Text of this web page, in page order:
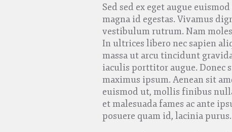
Sed sed ex eget augue
magna id egestas. Vivamus
vestibulum rutrum. Nam
In ultrices libero nec sapien
massa ut arcu tincidunt
iaculis porttitor augue. Donec
maximus ipsum. Aenean sit
euismod ut, mollis finibus
et malesuada fames ac ante
posuere quam id, lacinia purus.